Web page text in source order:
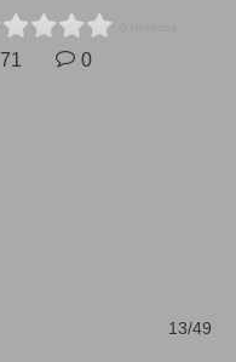
71 0
13/49